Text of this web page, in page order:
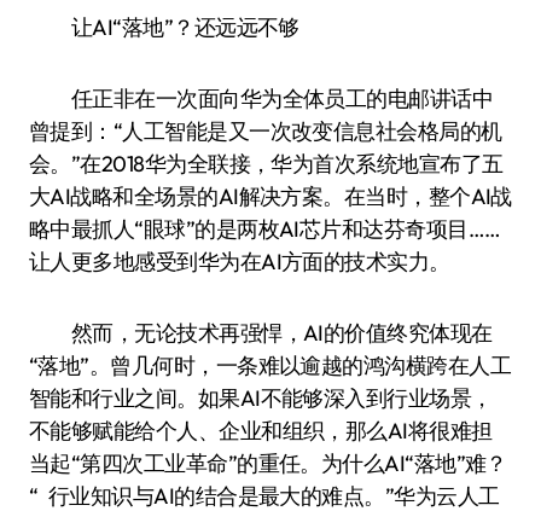
让AI“落地”？还远远不够
任正非在一次面向华为全体员工的电邮讲话中
曾提到：“人工智能是又一次改变信息社会格局的机
会。”在2018华为全联接，华为首次系统地宣布了五
大AI战略和全场景的AI解决方案。在当时，整个AI战
略中最抓人“眼球”的是两枚AI芯片和达芬奇项目……
让人更多地感受到华为在AI方面的技术实力。
然而，无论技术再强悍，AI的价值终究体现在
“落地”。曾几何时，一条难以逾越的鸿沟横跨在人工
智能和行业之间。如果AI不能够深入到行业场景，
不能够赋能给个人、企业和组织，那么AI将很难担
当起“第四次工业革命”的重任。为什么AI“落地”难？
“ 行业知识与AI的结合是最大的难点。”华为云人工